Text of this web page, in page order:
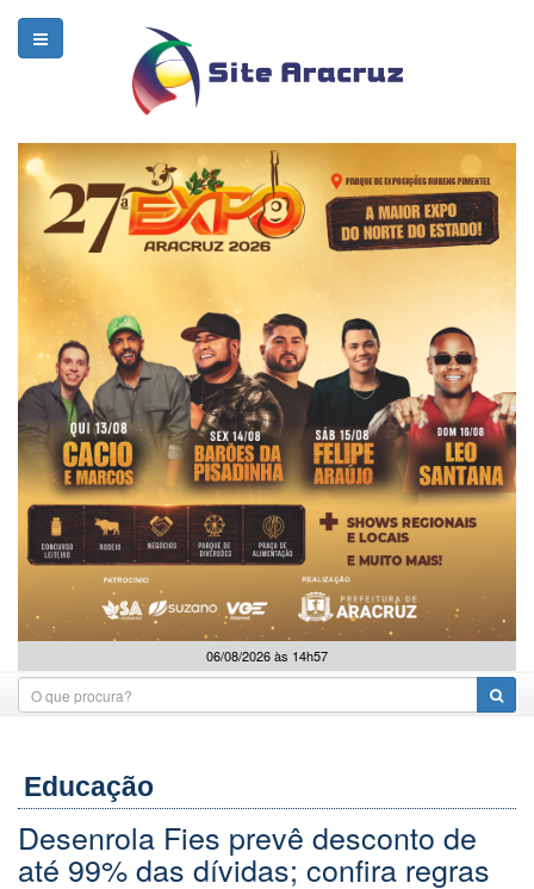
06/08/2026 às 14h57
Educação
Desenrola Fies prevê desconto de
até 99% das dívidas; confira regras